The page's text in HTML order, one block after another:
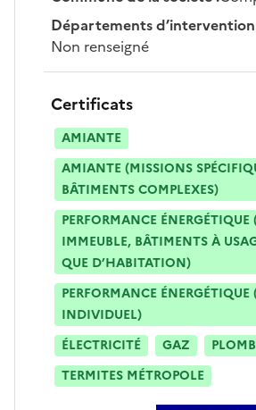
Départements
Non renseigné
Certificats
AMIANTE
AMIANTE (MISSIONS
BÂTIMENTS COMPLEXES)
PERFORMANCE ÉNERGÉTIQUE
IMMEUBLE, BÂTIMENTS À
QUE D’HABITATION)
PERFORMANCE ÉNERGÉTIQUE
INDIVIDUEL)
ÉLECTRICITÉ
GAZ
PLOMB
TERMITES MÉTROPOLE